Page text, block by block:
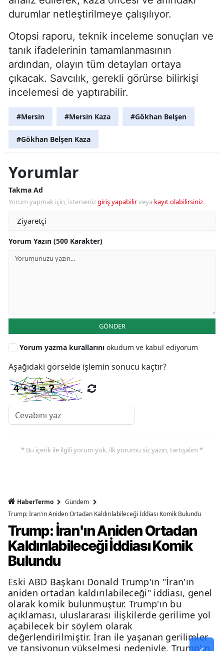
durumlar netleştirilmeye çalışılıyor.
Otopsi raporu, teknik inceleme sonuçları ve
tanık ifadelerinin tamamlanmasının
ardından, olayın tüm detayları ortaya
çıkacak. Savcılık, gerekli görürse bilirkişi
incelemesi de yaptırabilir.
#Mersin #Mersin Kaza #Gökhan Belşen
#Gökhan Belşen Kaza
Yorumlar
Takma Ad
Yorum yapmak için, istersenizgiriş yapabilirveya kayıt olabilirsiniz.
Yorum Yazın (500 Karakter)
GÖNDER
Yorum yazma kurallarını okudum ve kabul ediyorum
Aşağıdaki görselde işlemin sonucu kaçtır?
* Bu içerik ile ilgili yorum yok, ilk yorumu siz yazın, tartışalım *
HaberTermo
Gündem
Trump: İran'ın Aniden Ortadan Kaldırılabileceği İddiası Komik Bulundu
Trump: İran'ın Aniden Ortadan
Kaldırılabileceği İddiası Komik
Bulundu
Eski ABD Başkanı Donald Trump'ın "İran'ın
aniden ortadan kaldırılabileceği" iddiası, genel
olarak komik bulunmuştur. Trump'ın bu
açıklaması, uluslararası ilişkilerde gerilime yol
açabilecek bir söylem olarak
değerlendirilmiştir. İran ile yaşanan gerilimler
ve tansiyonun yükselmesi nedeniyle, Trump'ın